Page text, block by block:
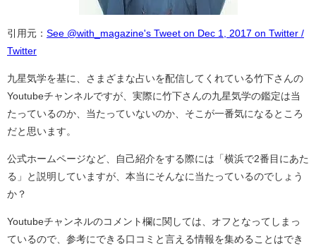
引用元： See @with_magazine's Tweet on Dec 1, 2017 on Twitter /
Twitter
九星気学を基に、さまざまな占いを配信してくれている竹下さんの
Youtubeチャンネルですが、実際に竹下さんの九星気学の鑑定は当
たっているのか、当たっていないのか、そこが一番気になるところ
だと思います。
公式ホームページなど、自己紹介をする際には「横浜で2番目にあた
る」と説明していますが、本当にそんなに当たっているのでしょう
か？
Youtubeチャンネルのコメント欄に関しては、オフとなってしまっ
ているので、参考にできる口コミと言える情報を集めることはでき